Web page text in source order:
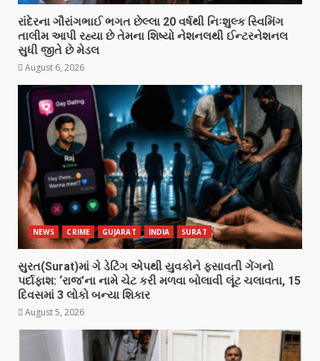
રાંદેરના ગૌરાંગભાઈ ભગત છેલ્લા 20 વર્ષથી નિઃશુલ્ક સ્વિમિંગ
તાલીમ આપી રહ્યા છે તેમના શિષ્યો નેશનલથી ઈન્ટરનેશનલ
સુધી જીતે છે મેડલ
August 6, 2026
NEWS CRIME GUJARAT INDIA SURAT
સુરત(Surat)માં ગે ડેટિંગ એપથી યુવકોને ફસાવતી ગેંગનો
પર્દાફાશ: ‘રાજ’ના નામે ચેટ કરી મળવા બોલાવી લૂંટ ચલાવતા, 15
દિવસમાં 3 લોકો બન્યા શિકાર
August 5, 2026